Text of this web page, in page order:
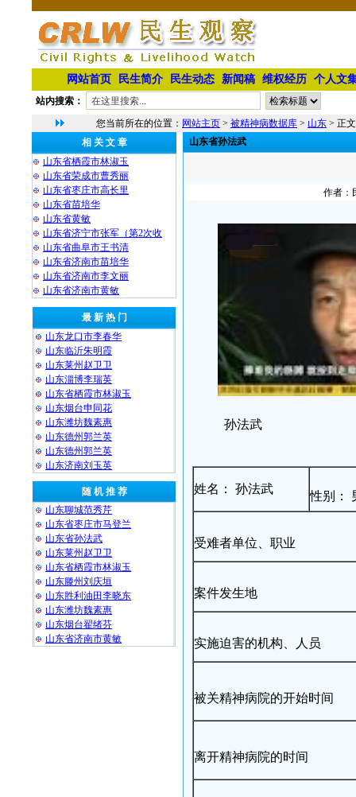
网站首页 民生简介 民生动态 新闻稿 维权经历 个人文
站内搜索：
您当前所在的位置： 网站主页 > 被精神病数据库 > 山东 > 正文
相 关 文 章
山东省栖霞市林淑玉
山东省荣成市曹秀丽
山东省枣庄市高长里
山东省苗培华
山东省黄敏
山东省济宁市张军（第2次收
山东省曲阜市王书清
山东省济南市苗培华
山东省济南市李文丽
山东省济南市黄敏
最 新 热 门
山东龙口市李春华
山东临沂朱明霞
山东莱州赵卫卫
山东淄博李瑞英
山东省栖霞市林淑玉
山东烟台申同花
山东潍坊魏素惠
山东德州郭兰英
山东德州郭兰英
山东济南刘玉英
随 机 推 荐
山东聊城范秀芹
山东省枣庄市马登兰
山东省孙法武
山东莱州赵卫卫
山东省栖霞市林淑玉
山东滕州刘庆垣
山东胜利油田李晓东
山东潍坊魏素惠
山东烟台翟绪芬
山东省济南市黄敏
山东省孙法武
作者：
孙法武
姓名： 孙法武
性别：
受难者单位、职业
案件发生地
实施迫害的机构、人员
被关精神病院的开始时间
离开精神病院的时间